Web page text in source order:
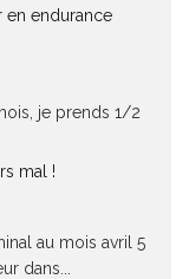
en endurance
je prends 1/2
mal !
au mois avril 5
dans...